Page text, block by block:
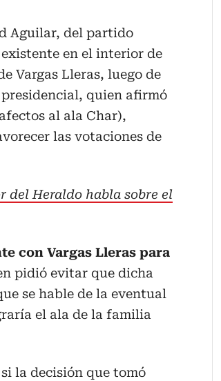
Aguilar, del partido
en el interior de
Vargas Lleras, luego de
quien afirmó
al ala Char),
las votaciones de
del Heraldo habla sobre el
con Vargas Lleras para
pidió evitar que dicha
se hable de la eventual
el ala de la familia
la decisión que tomó